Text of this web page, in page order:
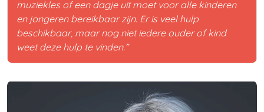
muziekles of een dagje uit moet voor alle kinderen
en jongeren bereikbaar zijn. Er is veel hulp
beschikbaar, maar nog niet iedere ouder of kind
weet deze hulp te vinden.”